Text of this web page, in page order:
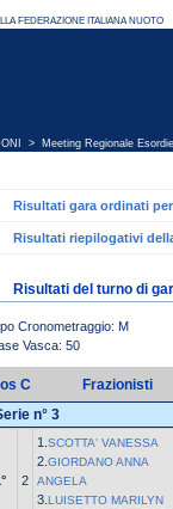
> Meeting Regionale
Risultati gara ordinati
Risultati riepilogativi
Risultati del turno di
Cronometraggio: M
Vasca: 50
C Frazionisti
n° 3
2
1. SCOTTA' VANESSA
2. GIORDANO ANNA
ANGELA
3. LUISETTO MARILYN